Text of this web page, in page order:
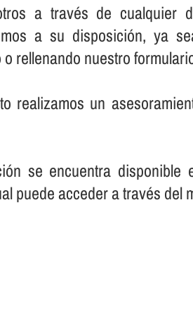
a través de cualquier
a su disposición, ya
rellenando nuestro
realizamos un
se encuentra disponible
puede acceder a través del